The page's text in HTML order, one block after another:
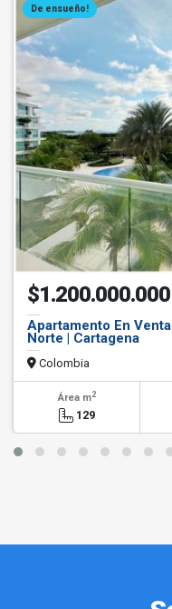
De ensueño!
$1.200.000.000
Apartamento En
Norte | Cartagena
Colombia
Área m2
129